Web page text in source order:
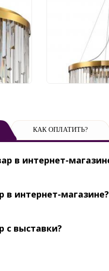
Люстра
2113/03/08P
45 574
КАК ОПЛАТИТЬ?
в интернет-
в интернет-магазине?
с выставки?